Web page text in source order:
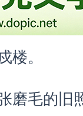
楼。
磨毛的旧